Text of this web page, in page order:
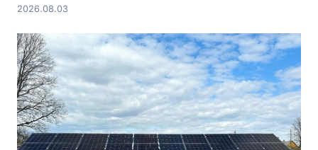
2026.08.03